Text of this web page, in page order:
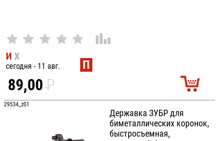
И Х
сегодня - 11 авг. П
89,00P
УБ.
29534_z01
Державка ЗУБР для
биметаллических коронок,
быстросъемная,